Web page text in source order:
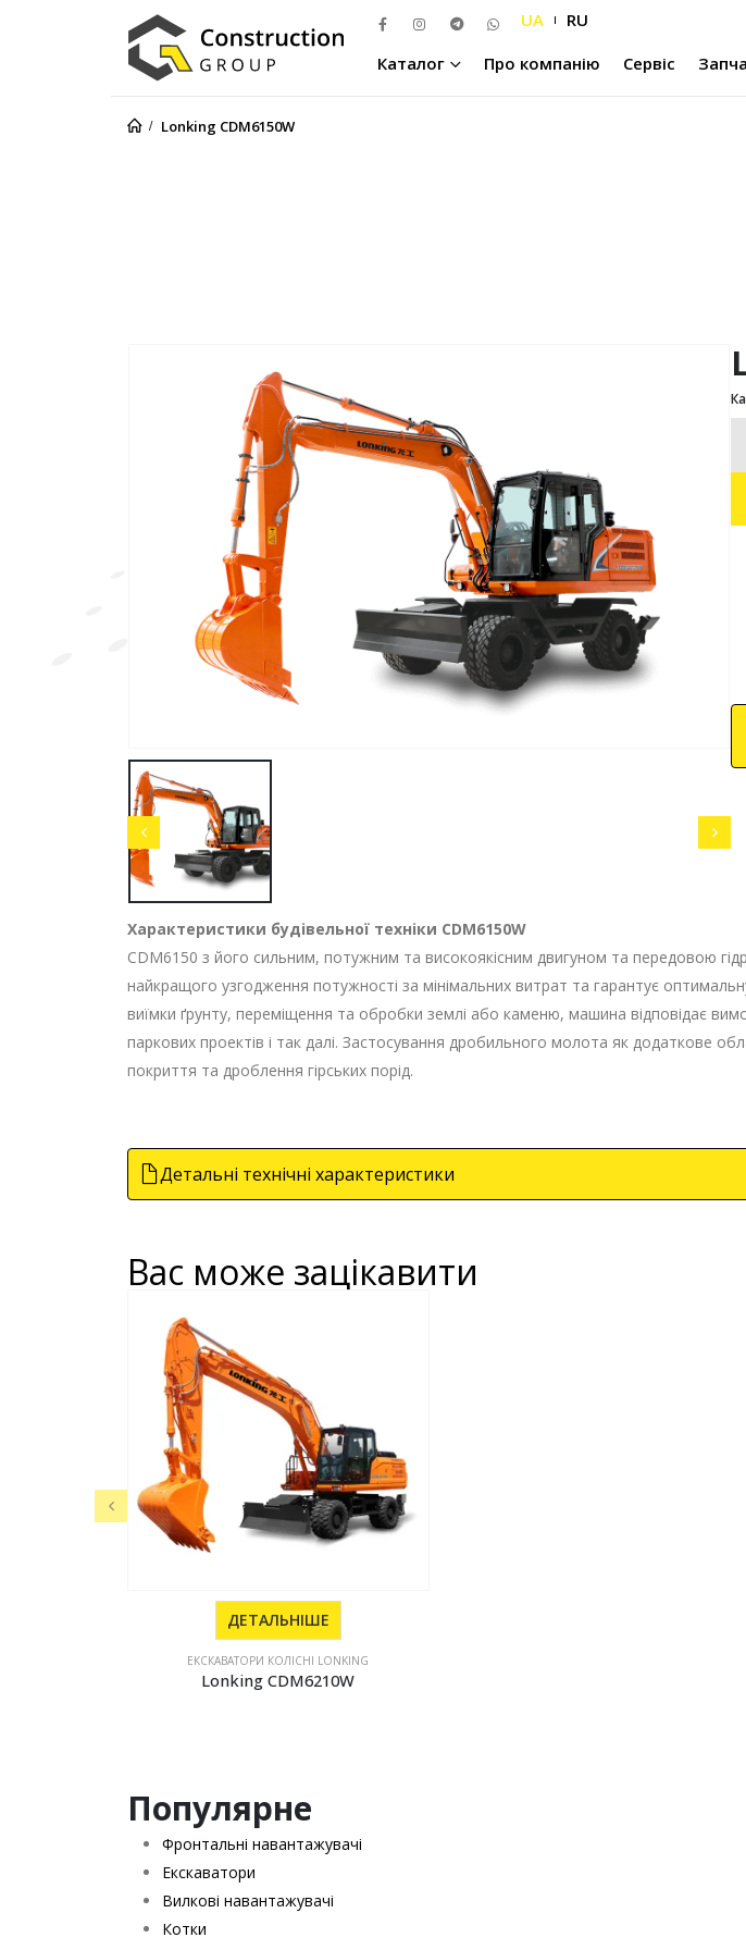
UA RU
Каталог Про компанію Сервіс
Lonking CDM6150W
Характеристики будівельної техніки CDM6150W
CDM6150 з його сильним, потужним та високоякісним двигуном та передовою
найкращого узгодження потужності за мінімальних витрат та гарантує
виїмки ґрунту, переміщення та обробки землі або каменю, машина відповідає
паркових проектів і так далі. Застосування дробильного молота як додаткове
покриття та дроблення гірських порід.
Детальні технічні характеристики
Вас може зацікавити
ДЕТАЛЬНІШЕ
ЕКСКАВАТОРИ КОЛІСНІ LONKING
Lonking CDM6210W
Популярне
Фронтальні навантажувачі
Екскаватори
Вилкові навантажувачі
Котки